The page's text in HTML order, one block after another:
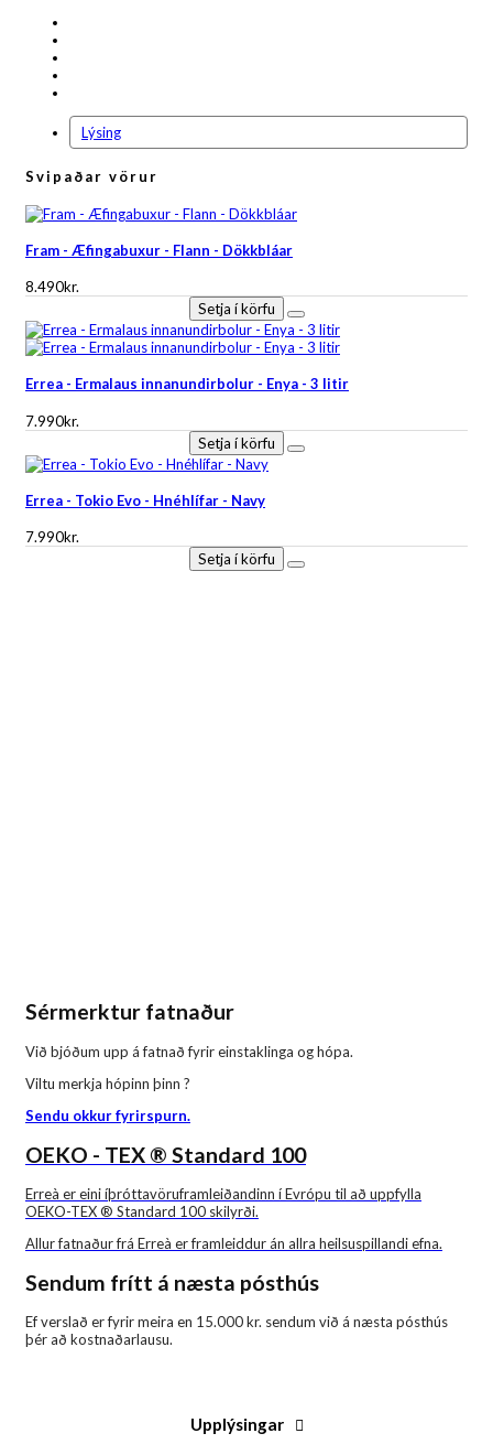
Lýsing
Svipaðar vörur
Fram - Æfingabuxur - Flann - Dökkbláar
8.490kr.
Setja í körfu
Errea - Ermalaus innanundirbolur - Enya - 3 litir
7.990kr.
Setja í körfu
Errea - Tokio Evo - Hnéhlífar - Navy
7.990kr.
Setja í körfu
Sérmerktur fatnaður
Við bjóðum upp á fatnað fyrir einstaklinga og hópa.
Viltu merkja hópinn þinn ?
Sendu okkur fyrirspurn.
OEKO - TEX ® Standard 100
Erreà er eini íþróttavöruframleiðandinn í Evrópu til að uppfylla
OEKO-TEX ® Standard 100 skilyrði.
Allur fatnaður frá Erreà er framleiddur án allra heilsuspillandi efna.
Sendum frítt á næsta pósthús
Ef verslað er fyrir meira en 15.000 kr. sendum við á næsta pósthús
þér að kostnaðarlausu.
Upplýsingar